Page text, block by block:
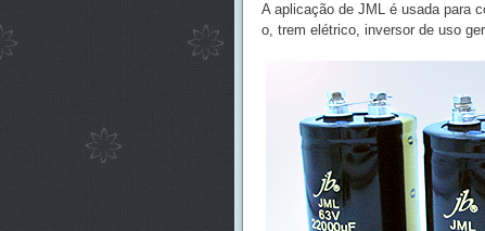
A aplicação de JML é usada para
o, trem elétrico, inversor de uso